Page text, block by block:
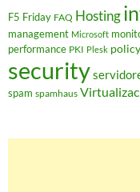
F5 Friday FAQ Hosting
management Microsoft
performance PKI Plesk policy
security
spam spamhaus